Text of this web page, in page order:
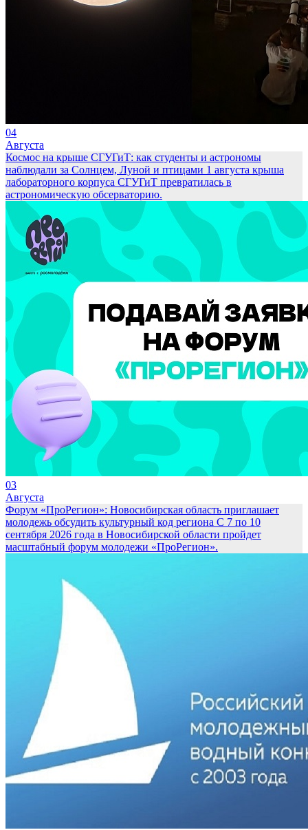
04
Августа
Космос на крыше СГУГиТ: как студенты и астрономы
наблюдали за Солнцем, Луной и птицами 1 августа крыша
лабораторного корпуса СГУГиТ превратилась в
астрономическую обсерваторию.
03
Августа
Форум «ПроРегион»: Новосибирская область приглашает
молодежь обсудить культурный код региона С 7 по 10
сентября 2026 года в Новосибирской области пройдет
масштабный форум молодежи «ПроРегион».